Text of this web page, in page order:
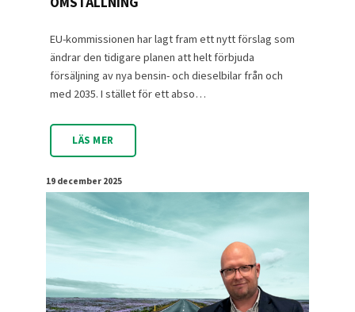
EU-kommissionen har lagt fram ett nytt förslag som
ändrar den tidigare planen att helt förbjuda
försäljning av nya bensin- och dieselbilar från och
med 2035. I stället för ett abso…
LÄS MER
19 december 2025